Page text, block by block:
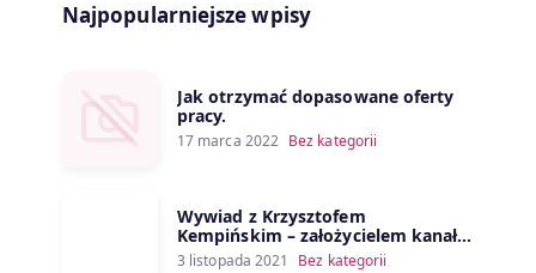
Najpopularniejsze wpisy
Jak otrzymać dopasowane oferty
pracy.
17 marca 2022 Bez kategorii
Wywiad z Krzysztofem
Kempińskim – założycielem kanału
Porozmawiajmy o IT
3 listopada 2021 Bez kategorii